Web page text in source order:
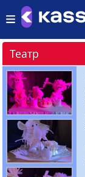
Театр